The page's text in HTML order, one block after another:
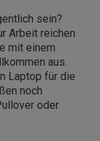
sein?
Arbeit reichen
mit einem
aus.
Laptop für die
noch
oder